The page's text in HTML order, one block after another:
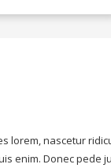
lorem, nascetur
enim. Donec pede